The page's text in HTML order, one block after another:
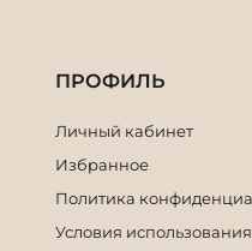
ПРОФИЛЬ
Личный кабинет
Избранное
Политика
Условия